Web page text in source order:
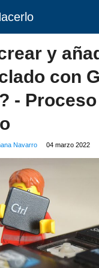
y
con
- Proceso
Navarro 04 marzo 2022